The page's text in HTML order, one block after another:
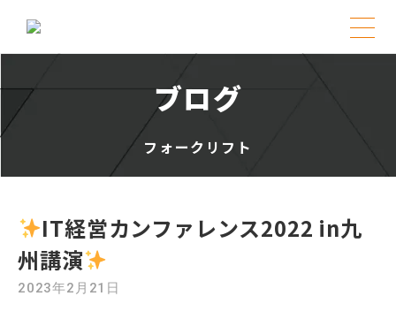
to
content
ブログ
フォークリフト
IT経営カンファレンス2022 in九
州講演
2023年2月21日